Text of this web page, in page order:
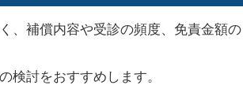
、補償内容や受診の頻度、免責金額の
検討をおすすめします。